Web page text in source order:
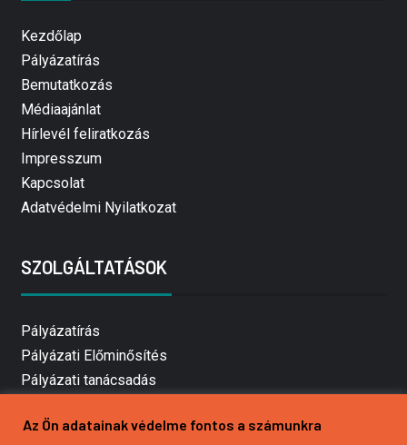
Kezdőlap
Pályázatírás
Bemutatkozás
Médiaajánlat
Hírlevél feliratkozás
Impresszum
Kapcsolat
Adatvédelmi Nyilatkozat
SZOLGÁLTATÁSOK
Pályázatírás
Pályázati Előminősítés
Pályázati tanácsadás
Mezőgazdasági pályázatírás
Az Ön adatainak védelme fontos a számunkra